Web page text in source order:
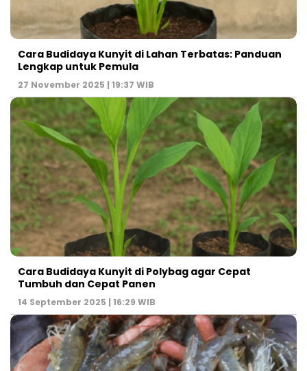
Cara Budidaya Kunyit di Lahan Terbatas: Panduan
Lengkap untuk Pemula
27 November 2025 | 19:37 WIB
Cara Budidaya Kunyit di Polybag agar Cepat
Tumbuh dan Cepat Panen
14 September 2025 | 16:29 WIB